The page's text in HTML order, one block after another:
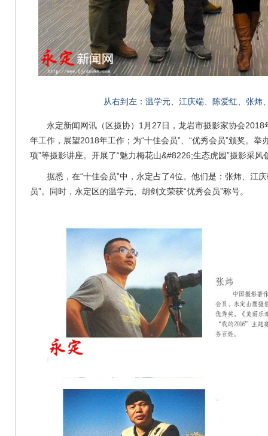
从右到左：温学元、江庆端、陈爱红、张炜
永定新闻网讯（区摄协）1月27日，龙岩市摄影家协会
年工作，展望2018年工作；为“十佳会员”、“优秀会员”颁奖。举
项”等摄影讲座。开展了“魅力梅花山&#8226;生态虎园”摄影采风
据悉，在“十佳会员”中，永定占了4位。他们是：张炜、江
员”。同时，永定区的温学元、胡剑文荣获“优秀会员”称号。